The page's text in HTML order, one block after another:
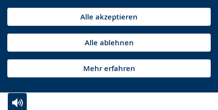
Alle akzeptieren
Alle ablehnen
Mehr erfahren